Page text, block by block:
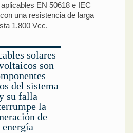
EN 50618 e IEC
una resistencia de larga
1.800 Vcc.
solares
son
del sistema
su falla
la
de
energía